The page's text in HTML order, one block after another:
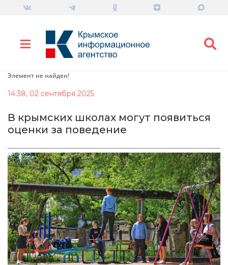
Элемент не найден!
14:38, 02 сентября 2025
В крымских школах могут появиться
оценки за поведение